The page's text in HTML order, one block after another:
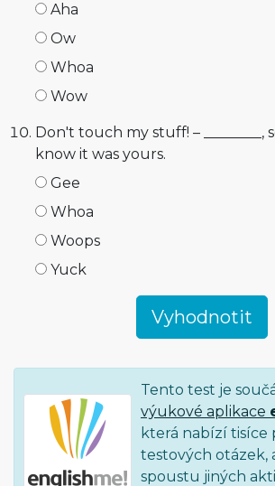
Aha
Ow
Whoa
Wow
Don't touch my stuff! – ________,
know it was yours.
Gee
Whoa
Woops
Yuck
Tento test je
výukové aplikace
která nabízí tisíce
testových otázek,
spoustu jiných